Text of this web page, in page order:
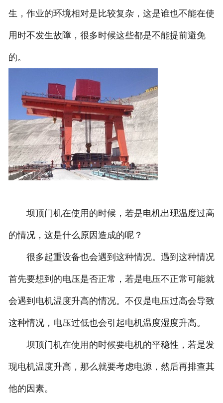
生，作业的环境相对是比较复杂，这是谁也不能在使
用时不发生故障，很多时候这些都是不能提前避免
的。
坝顶门机在使用的时候，若是电机出现温度过高
的情况，这是什么原因造成的呢？
很多起重设备也会遇到这种情况。遇到这种情况
首先要想到的电压是否正常，若是电压不正常可能就
会遇到电机温度升高的情况。不仅是电压过高会导致
这种情况，电压过低也会引起电机温度湿度升高。
坝顶门机在使用的时候要电机的平稳性，若是发
现电机温度升高，那么就要考虑电源，然后再排查其
他的因素。